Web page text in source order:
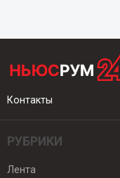
Контакты
РУБРИКИ
Лента